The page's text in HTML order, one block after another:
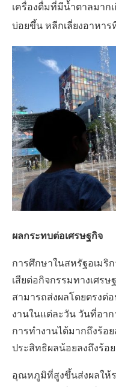
เครื่องดื่มที่มีน้ำตาลมาก
บ่อยขึ้น หลีกเลี่ยงอาหา
ผลกระทบต่อเศรษฐกิจ
การศึกษาในสหรัฐอเมริ
เสียต่อกิจกรรมทางเศร
สามารถส่งผลโดยตรงต่
งานในแต่ละวัน วันที่อา
การทำงานได้มากถึงร้
ประสิทธิผลน้อยลงถึงร้อย
อุณหภูมิที่สูงขึ้นส่งผลให้